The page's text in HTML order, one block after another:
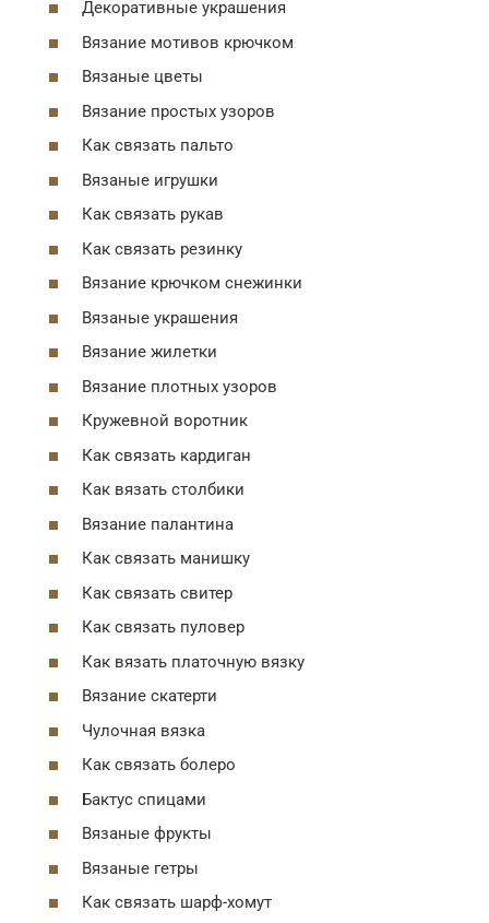
Декоративные украшения
Вязание мотивов крючком
Вязаные цветы
Вязание простых узоров
Как связать пальто
Вязаные игрушки
Как связать рукав
Как связать резинку
Вязание крючком снежинки
Вязаные украшения
Вязание жилетки
Вязание плотных узоров
Кружевной воротник
Как связать кардиган
Как вязать столбики
Вязание палантина
Как связать манишку
Как связать свитер
Как связать пуловер
Как вязать платочную вязку
Вязание скатерти
Чулочная вязка
Как связать болеро
Бактус спицами
Вязаные фрукты
Вязаные гетры
Как связать шарф-хомут